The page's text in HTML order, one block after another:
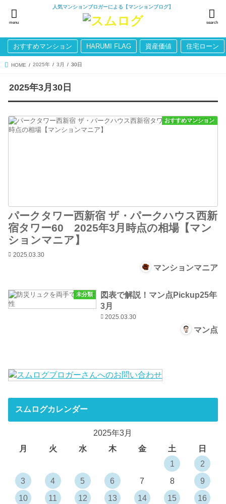
人気マンションブロガーによる【マンションブログ】
search
menu
おすすめマンション HARUMI FLAG 資産価値 住宅ローン
HOME 2025年 3月 30日
2025年3月30日
おすすめマンション
パークタワー西新宿 ザ・パークハウス西新
宿タワー60 2025年3月時点の相場【マン
ションマニア】
2025.03.30
マンションマニア
未分類
図表で解説！マン点Pickup25年
3月
2025.03.30
マン点
スムログカレンダー
2025年3月
月
火 水 木 金 土
日
1
2
3
4 5 6 7 8
9
10
11 12 13 14 15
16